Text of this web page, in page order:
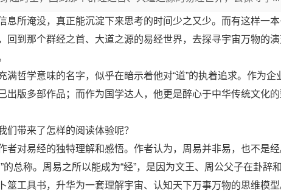
息所淹没，真正能沉淀下来思考的时间少之又少。而有这样一
回到那个群经之首、大道之源的易经世界，去探寻宇宙万物的
哲学意味的名字，似乎在暗示着他对“道”的执着追求。作为企
出版多部作品；而作为国学达人，他更是醉心于中华传统文化
带来了怎样的阅读体验呢？
对易经的独特理解和感悟。作者认为，周易并非易，也不是经
总称。周易之所以能成为“经”，是因为文王、周公父子在卦辞
工具书，升华为一套理解宇宙、认知天下万事万物的思维模型